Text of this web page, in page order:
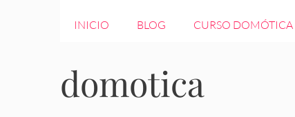
INICIO BLOG CURSO DOMÓTICA
domotica